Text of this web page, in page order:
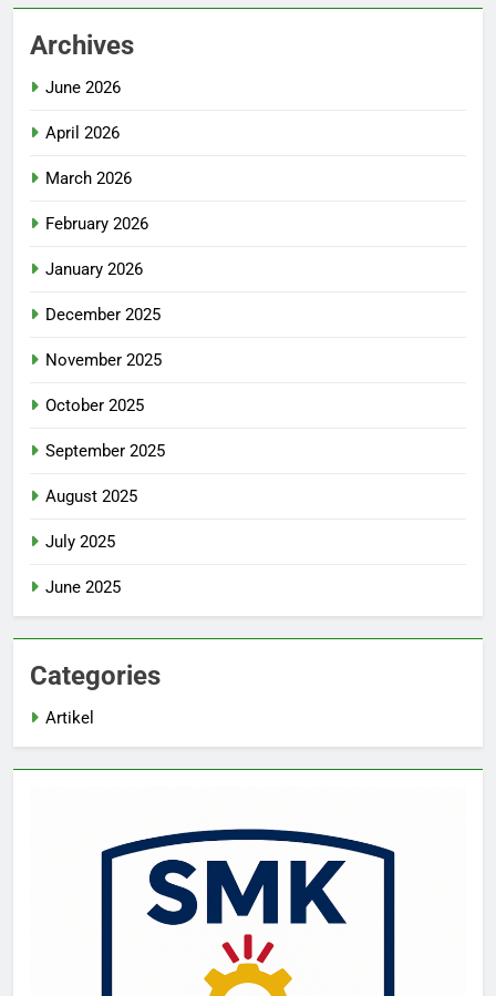
Archives
June 2026
April 2026
March 2026
February 2026
January 2026
December 2025
November 2025
October 2025
September 2025
August 2025
July 2025
June 2025
Categories
Artikel